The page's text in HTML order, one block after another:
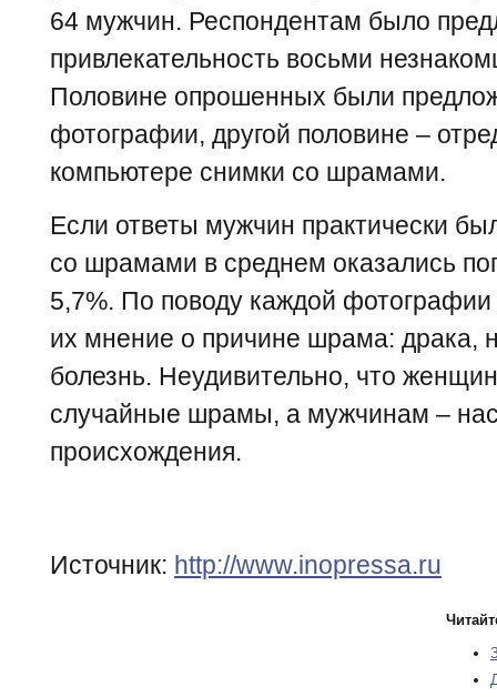
64 мужчин. Респондентам было
привлекательность восьми
Половине опрошенных были
фотографии, другой половине –
компьютере снимки со шрамами.
Если ответы мужчин практически
со шрамами в среднем оказались
5,7%. По поводу каждой
их мнение о причине шрама: драка,
болезнь. Неудивительно, что
случайные шрамы, а мужчинам –
происхождения.
Источник: http://www.inopressa.ru